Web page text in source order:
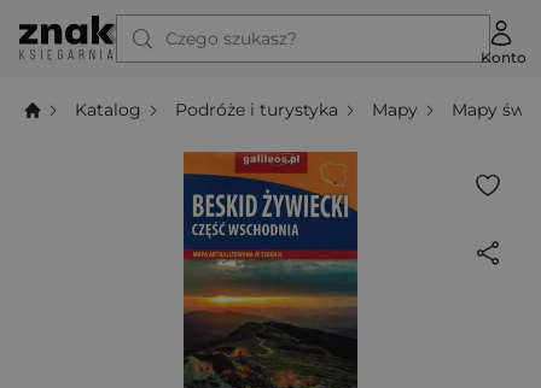
Czego szukasz?
Konto
Katalog Podróże i turystyka Mapy Mapy